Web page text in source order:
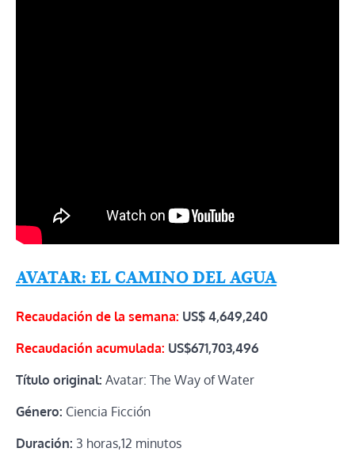
AVATAR: EL CAMINO DEL AGUA
Recaudación de la semana: US$ 4,649,240
Recaudación acumulada: US$671,703,496
Título original: Avatar: The Way of Water
Género: Ciencia Ficción
Duración: 3 horas,12 minutos